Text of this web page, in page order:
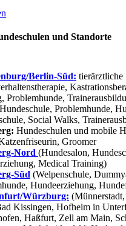
und Standorte
Berlin-Süd: tierärztliche
Problemhunde,
Hundeschule, Problemhunde,
Social Walks,
Hundeschulen und mobile
Groomer
Nord (Hundesalon,
Medical Training)
Süd (Welpenschule,
Hundeerziehung,
Würzburg:
Kissingen, Hofheim in
Haßfurt, Zell am Main,